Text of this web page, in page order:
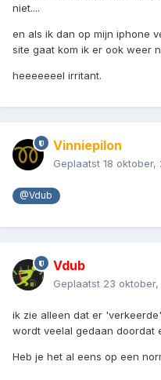
niet....
en als ik dan op mijn iphone
site gaat kom ik er ook weer
heeeeeeel irritant.
Vinniepilon
Geplaatst 18 oktober,
@Vdub
Vdub
Geplaatst 23 oktober,
ik zie alleen dat er
wordt veelal gedaan doordat
Heb je het al eens op een